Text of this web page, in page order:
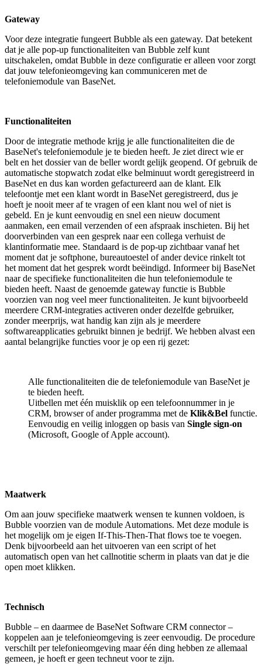
Gateway
Voor deze integratie fungeert Bubble als een gateway. Dat betekent
dat je alle pop-up functionaliteiten van Bubble zelf kunt
uitschakelen, omdat Bubble in deze configuratie er alleen voor zorgt
dat jouw telefonieomgeving kan communiceren met de
telefoniemodule van BaseNet.
Functionaliteiten
Door de integratie methode krijg je alle functionaliteiten die de
BaseNet's telefoniemodule je te bieden heeft. Je ziet direct wie er
belt en het dossier van de beller wordt gelijk geopend. Of gebruik de
automatische stopwatch zodat elke belminuut wordt geregistreerd in
BaseNet en dus kan worden gefactureerd aan de klant. Elk
telefoontje met een klant wordt in BaseNet geregistreerd, dus je
hoeft je nooit meer af te vragen of een klant nou wel of niet is
gebeld. En je kunt eenvoudig en snel een nieuw document
aanmaken, een email verzenden of een afspraak inschieten. Bij het
doorverbinden van een gesprek naar een collega verhuist de
klantinformatie mee. Standaard is de pop-up zichtbaar vanaf het
moment dat je softphone, bureautoestel of ander device rinkelt tot
het moment dat het gesprek wordt beëindigd. Informeer bij BaseNet
naar de specifieke functionaliteiten die hun telefoniemodule te
bieden heeft. Naast de genoemde gateway functie is Bubble
voorzien van nog veel meer functionaliteiten. Je kunt bijvoorbeeld
meerdere CRM-integraties activeren onder dezelfde gebruiker,
zonder meerprijs, wat handig kan zijn als je meerdere
softwareapplicaties gebruikt binnen je bedrijf. We hebben alvast een
aantal belangrijke functies voor je op een rij gezet:
Alle functionaliteiten die de telefoniemodule van BaseNet je
te bieden heeft.
Uitbellen met één muisklik op een telefoonnummer in je
CRM, browser of ander programma met de Klik&Bel functie.
Eenvoudig en veilig inloggen op basis van Single sign-on
(Microsoft, Google of Apple account).
Maatwerk
Om aan jouw specifieke maatwerk wensen te kunnen voldoen, is
Bubble voorzien van de module Automations. Met deze module is
het mogelijk om je eigen If-This-Then-That flows toe te voegen.
Denk bijvoorbeeld aan het uitvoeren van een script of het
automatisch open van het callnotitie scherm in plaats van dat je die
open moet klikken.
Technisch
Bubble – en daarmee de BaseNet Software CRM connector –
koppelen aan je telefonieomgeving is zeer eenvoudig. De procedure
verschilt per telefonieomgeving maar één ding hebben ze allemaal
gemeen, je hoeft er geen techneut voor te zijn.